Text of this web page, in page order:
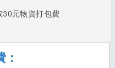
30元物資打包費